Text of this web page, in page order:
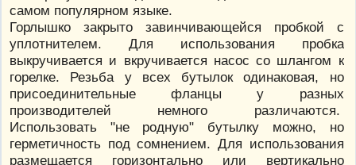
самом популярном языке.
Горлышко закрыто завинчивающейся пробкой с
уплотнителем. Для использования пробка
выкручивается и вкручивается насос со шлангом к
горелке. Резьба у всех бутылок одинаковая, но
присоединительные фланцы у разных
производителей немного различаются.
Использовать "не родную" бутылку можно, но
герметичность под сомнением. Для использования
размещается горизонтально или вертикально